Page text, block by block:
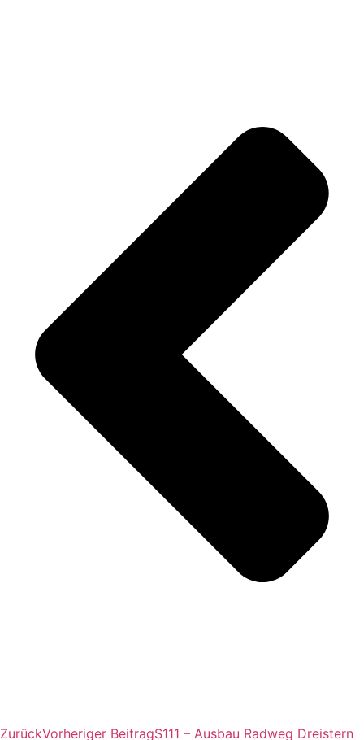
ZurückVorheriger BeitragS111 – Ausbau Radweg Dreistern